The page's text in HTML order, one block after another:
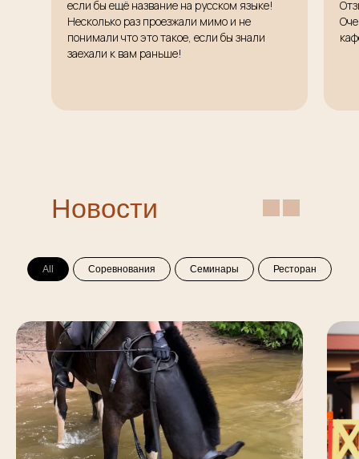
если бы ещё название на русском языке!
Несколько раз проезжали мимо и не
понимали что это такое, если бы знали
заехали к вам раньше!
Новости
All Соревнования Семинары Ресторан